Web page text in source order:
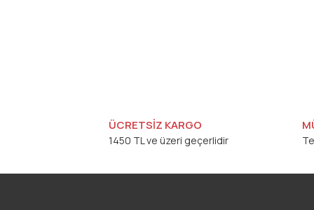
ÜCRETSİZ KARGO
1450 TL ve üzeri geçerlidir